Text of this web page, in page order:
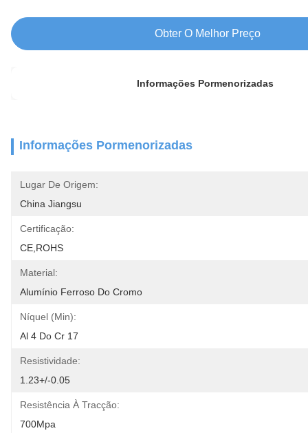
Obter O Melhor Preço
Informações Pormenorizadas
Informações Pormenorizadas
Lugar De Origem:
China Jiangsu
Certificação:
CE,ROHS
Material:
Alumínio Ferroso Do Cromo
Níquel (min):
Al 4 Do Cr 17
Resistividade:
1.23+/-0.05
Resistência À Tracção:
700Mpa